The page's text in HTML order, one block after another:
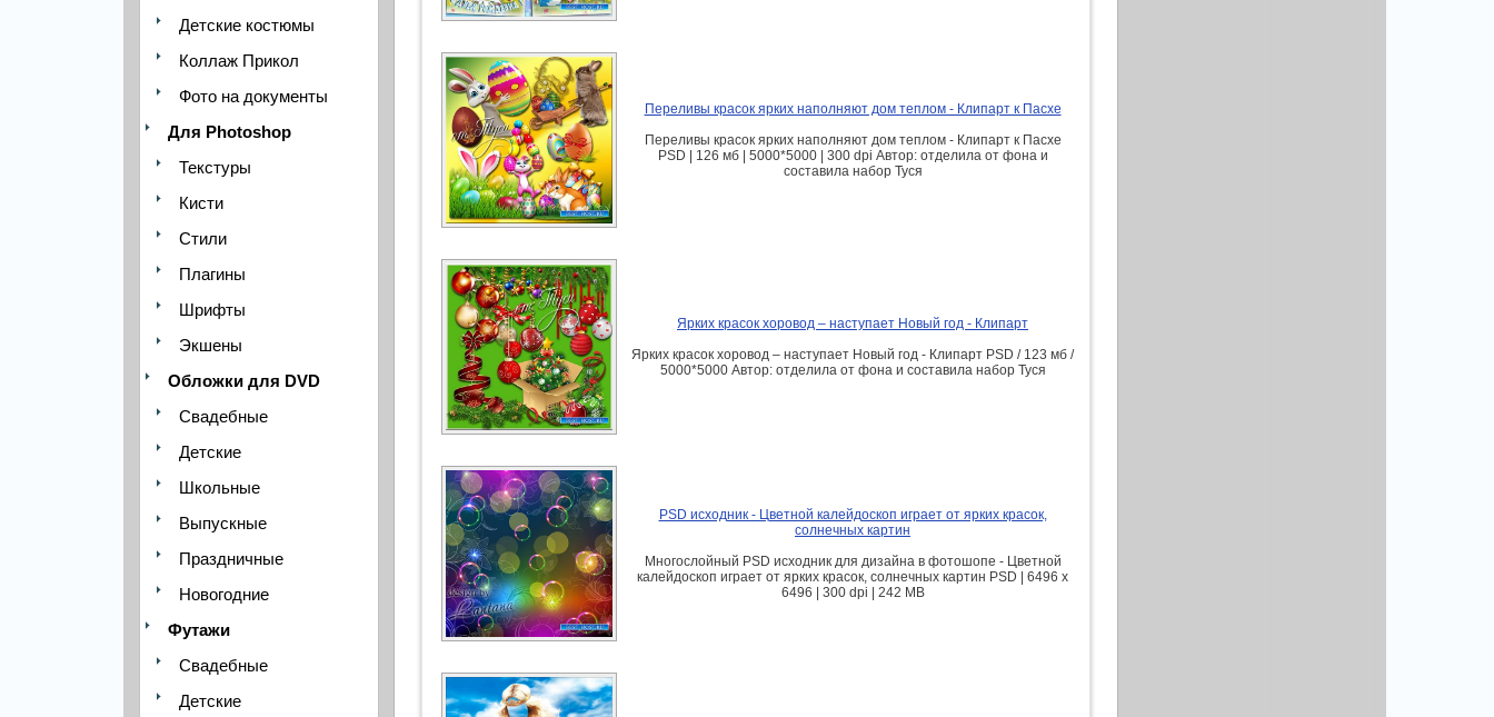
Детские костюмы
Коллаж Прикол
Фото на документы
Для Photoshop
Текстуры
Кисти
Стили
Плагины
Шрифты
Экшены
Обложки для DVD
Свадебные
Детские
Школьные
Выпускные
Праздничные
Новогодние
Футажи
Свадебные
Детские
Переливы красок ярких наполняют дом теплом - Клипарт к Пасхе
Переливы красок ярких наполняют дом теплом - Клипарт к Пасхе
PSD | 126 мб | 5000*5000 | 300 dpi Автор: отделила от фона и
составила набор Туся
Ярких красок хоровод – наступает Новый год - Клипарт
Ярких красок хоровод – наступает Новый год - Клипарт PSD / 123 мб /
5000*5000 Автор: отделила от фона и составила набор Туся
PSD исходник - Цветной калейдоскоп играет от ярких красок,
солнечных картин
Многослойный PSD исходник для дизайна в фотошопе - Цветной
калейдоскоп играет от ярких красок, солнечных картин PSD | 6496 x
6496 | 300 dpi | 242 MB